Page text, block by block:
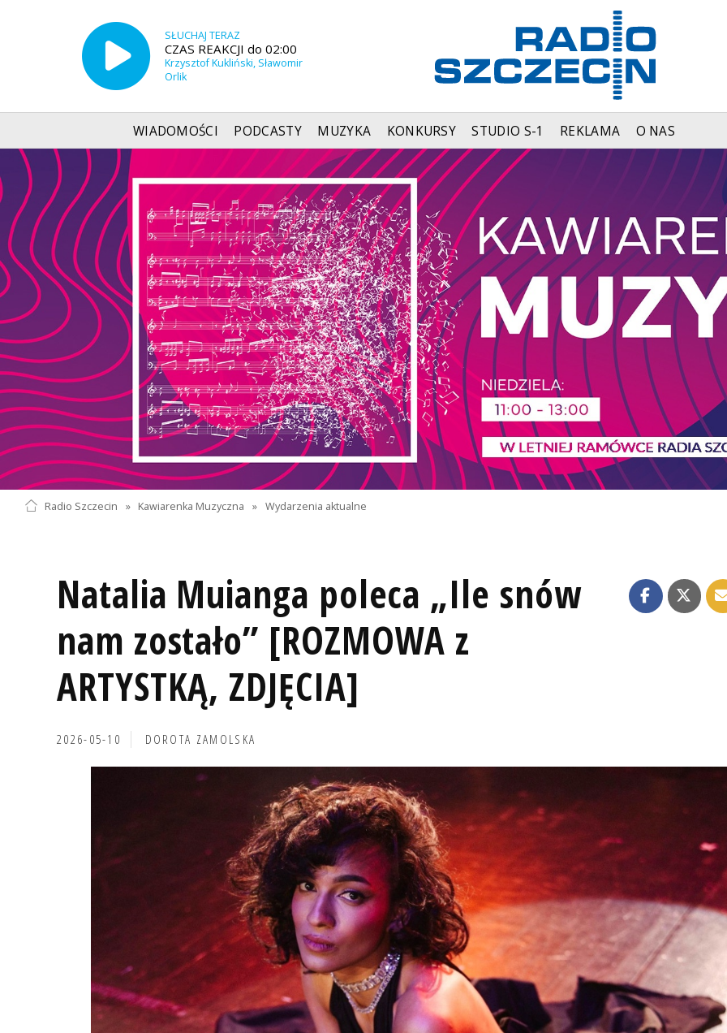
SŁUCHAJ TERAZ
CZAS REAKCJI do 02:00
Krzysztof Kukliński, Sławomir
Orlik
WIADOMOŚCI PODCASTY MUZYKA KONKURSY STUDIO S-1 REKLAMA O NAS
Radio Szczecin » Kawiarenka Muzyczna » Wydarzenia aktualne
Natalia Muianga poleca „Ile snów
nam zostało” [ROZMOWA z
ARTYSTKĄ, ZDJĘCIA]
2026-05-10 DOROTA ZAMOLSKA